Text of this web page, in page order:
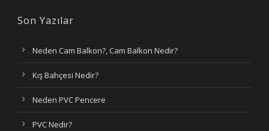
Son Yazılar
Neden Cam Balkon?, Cam Balkon Nedir?
Kış Bahçesi Nedir?
Neden PVC Pencere
PVC Nedir?